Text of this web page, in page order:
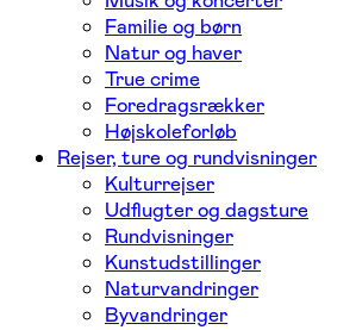
Familie og børn
Natur og haver
True crime
Foredragsrækker
Højskoleforløb
Rejser, ture og rundvisninger
Kulturrejser
Udflugter og dagsture
Rundvisninger
Kunstudstillinger
Naturvandringer
Byvandringer